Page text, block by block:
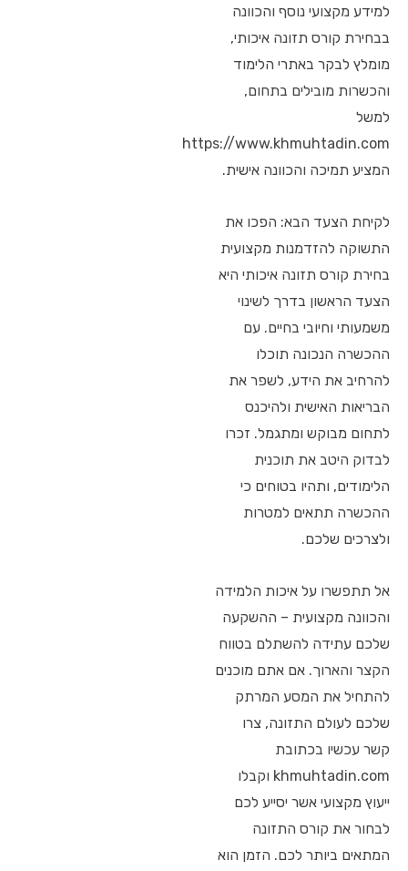
למידע מקצועי נוסף והכוונה
בבחירת קורס תזונה איכותי,
מומלץ לבקר באתרי הלימוד
והכשרות מובילים בתחום,
למשל
https://www.khmuhtadin.com
המציע תמיכה והכוונה אישית.
לקיחת הצעד הבא: הפכו את
התשוקה להזדמנות מקצועית
בחירת קורס תזונה איכותי היא
הצעד הראשון בדרך לשינוי
משמעותי וחיובי בחיים. עם
ההכשרה הנכונה תוכלו
להרחיב את הידע, לשפר את
הבריאות האישית ולהיכנס
לתחום מבוקש ומתגמל. זכרו
לבדוק היטב את תוכנית
הלימודים, ותהיו בטוחים כי
ההכשרה תתאים למטרות
ולצרכים שלכם.
אל תתפשרו על איכות הלמידה
והכוונה מקצועית – ההשקעה
שלכם עתידה להשתלם בטווח
הקצר והארוך. אם אתם מוכנים
להתחיל את המסע המרתק
שלכם לעולם התזונה, צרו
קשר עכשיו בכתובת
khmuhtadin.com וקבלו
ייעוץ מקצועי אשר יסייע לכם
לבחור את קורס התזונה
המתאים ביותר לכם. הזמן הוא